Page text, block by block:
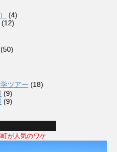
(4)
(12)
ツアー (18)
(9)
(9)
が人気のワケ